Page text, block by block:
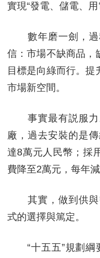
實現“發電、儲電、用
數年磨一劍，過
信：市場不缺商品，
目標是向綠而行。提
市場新空間。
事實最有説服力
廠，過去安裝的是
達8萬元人民幣；採
費降至2萬元，每年
其實，做到供與
式的選擇與篤定。
“十五五”規劃綱